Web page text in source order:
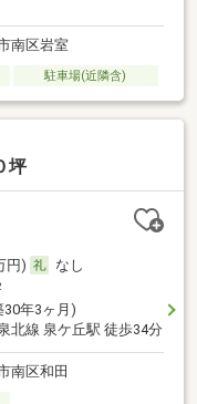
南区岩室
駐車場(近隣含)
坪
円)
なし
30年3ヶ月)
北線 泉ケ丘駅 徒歩34分
南区和田